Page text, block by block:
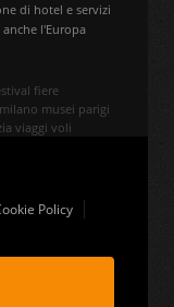
di hotel e servizi
l'Europa
fiere
milano musei parigi
viaggi voli
Policy